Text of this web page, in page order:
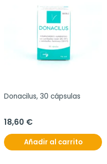
Donacilus, 30 cápsulas
18,60 €
Añadir al carrito